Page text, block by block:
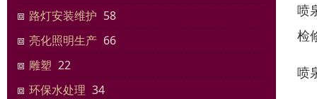
路灯安装维护 58
亮化照明生产 66
雕塑 22
环保水处理 34
喷
检
喷